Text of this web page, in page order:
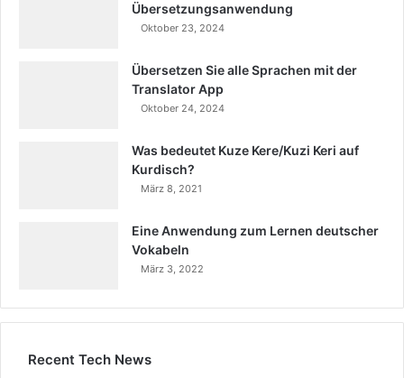
Übersetzungsanwendung
Oktober 23, 2024
Übersetzen Sie alle Sprachen mit der
Translator App
Oktober 24, 2024
Was bedeutet Kuze Kere/Kuzi Keri auf
Kurdisch?
März 8, 2021
Eine Anwendung zum Lernen deutscher
Vokabeln
März 3, 2022
Recent Tech News